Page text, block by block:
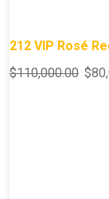
212 VIP Rosé
$110,000.00 $